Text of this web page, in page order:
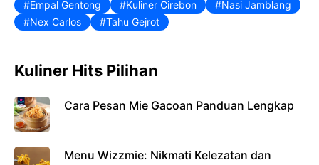
Empal Gentong Kuliner Cirebon
Nasi Jamblang
Nex Carlos
Tahu Gejrot
Kuliner Hits Pilihan
Cara Pesan Mie Gacoan Panduan Lengkap
Menu Wizzmie: Nikmati Kelezatan dan